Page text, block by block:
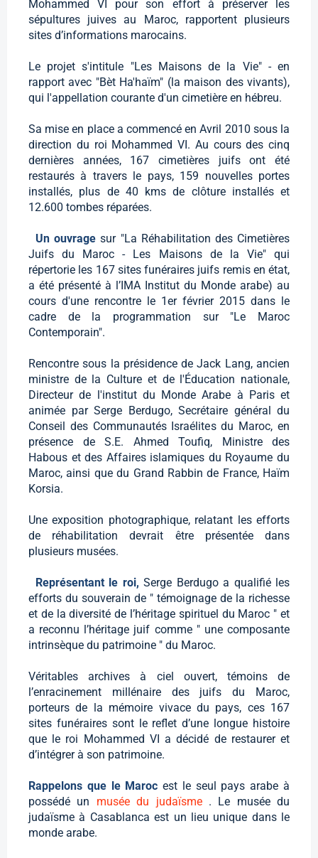
Mohammed VI pour son effort à préserver les
sépultures juives au Maroc, rapportent plusieurs
sites d’informations marocains.
Le projet s'intitule "Les Maisons de la Vie" - en
rapport avec "Bèt Ha'haïm" (la maison des vivants),
qui l'appellation courante d'un cimetière en hébreu.
Sa mise en place a commencé en Avril 2010 sous la
direction du roi Mohammed VI. Au cours des cinq
dernières années, 167 cimetières juifs ont été
restaurés à travers le pays, 159 nouvelles portes
installés, plus de 40 kms de clôture installés et
12.600 tombes réparées.
Un ouvragesur "La Réhabilitation des Cimetières
Juifs du Maroc - Les Maisons de la Vie" qui
répertorie les 167 sites funéraires juifs remis en état,
a été présenté à l’IMA Institut du Monde arabe) au
cours d'une rencontre le 1er février 2015 dans le
cadre de la programmation sur "Le Maroc
Contemporain".
Rencontre sous la présidence de Jack Lang, ancien
ministre de la Culture et de l'Éducation nationale,
Directeur de l'institut du Monde Arabe à Paris et
animée par Serge Berdugo, Secrétaire général du
Conseil des Communautés Israélites du Maroc, en
présence de S.E. Ahmed Toufiq, Ministre des
Habous et des Affaires islamiques du Royaume du
Maroc, ainsi que du Grand Rabbin de France, Haïm
Korsia.
Une exposition photographique, relatant les efforts
de réhabilitation devrait être présentée dans
plusieurs musées.
Représentant le roi,Serge Berdugo a qualifié les
efforts du souverain de " témoignage de la richesse
et de la diversité de l’héritage spirituel du Maroc " et
a reconnu l’héritage juif comme " une composante
intrinsèque du patrimoine " du Maroc.
Véritables archives à ciel ouvert, témoins de
l’enracinement millénaire des juifs du Maroc,
porteurs de la mémoire vivace du pays, ces 167
sites funéraires sont le reflet d’une longue histoire
que le roi Mohammed VI a décidé de restaurer et
d’intégrer à son patrimoine.
Rappelons que le Marocest le seul pays arabe à
possédé un musée du judaïsme . Le musée du
judaïsme à Casablanca est un lieu unique dans le
monde arabe.